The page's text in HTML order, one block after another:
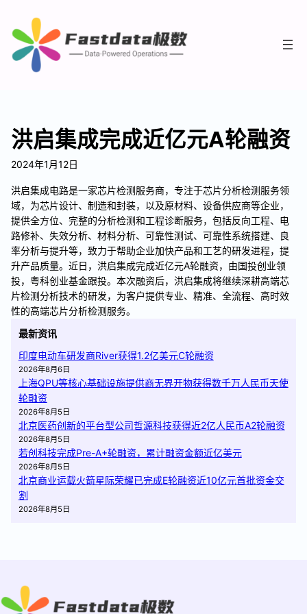
洪启集成完成近亿元A轮融资
2024年1月12日
洪启集成电路是一家芯片检测服务商，专注于芯片分析检测服务领
域，为芯片设计、制造和封装，以及原材料、设备供应商等企业，
提供全方位、完整的分析检测和工程诊断服务，包括反向工程、电
路修补、失效分析、材料分析、可靠性测试、可靠性系统搭建、良
率分析与提升等，致力于帮助企业加快产品和工艺的研发进程，提
升产品质量。近日，洪启集成完成近亿元A轮融资，由国投创业领
投，粤科创业基金跟投。本次融资后，洪启集成将继续深耕高端芯
片检测分析技术的研发，为客户提供专业、精准、全流程、高时效
性的高端芯片分析检测服务。
最新资讯
印度电动车研发商River获得1.2亿美元C轮融资
2026年8月6日
上海QPU等核心基础设施提供商无界开物获得数千万人民币天使
轮融资
2026年8月5日
北京医药创新的平台型公司哲源科技获得近2亿人民币A2轮融资
2026年8月5日
若创科技完成Pre-A+轮融资，累计融资金额近亿美元
2026年8月5日
北京商业运载火箭星际荣耀已完成E轮融资近10亿元首批资金交
割
2026年8月5日